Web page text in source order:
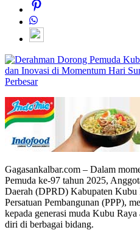
Perbesar
Gagasankalbar.com – Dalam
Pemuda ke-97 tahun 2025,
Daerah (DPRD) Kabupaten Kubu
Persatuan Pembangunan (PPP),
kepada generasi muda Kubu
diri di berbagai bidang.